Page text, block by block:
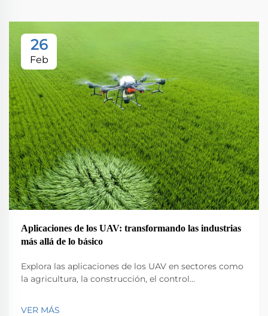
26
Feb
Aplicaciones de los UAV: transformando las industrias
más allá de lo básico
Explora las aplicaciones de los UAV en sectores como
la agricultura, la construcción, el control
Descubre su impacto en la eficiencia y la innovación.
VER MÁS